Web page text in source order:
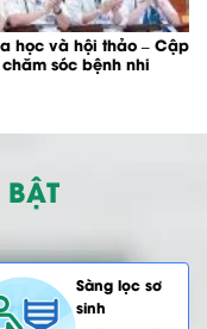
học và hội thảo – Cập
sóc bệnh nhi
Sàng lọc sơ
sinh